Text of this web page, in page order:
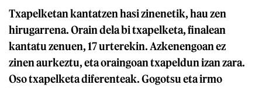
Txapelketan kantatzen hasi zinenetik, hau zen
hirugarrena. Orain dela bi txapelketa, finalean
kantatu zenuen, 17 urterekin. Azkenengoan ez
zinen aurkeztu, eta oraingoan txapeldun izan zara.
Oso txapelketa diferenteak. Gogotsu eta irmo